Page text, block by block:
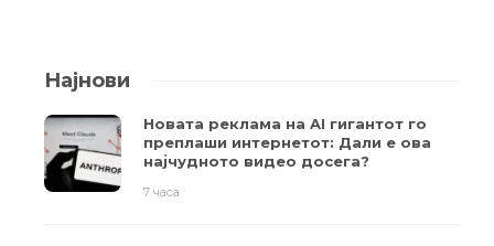
Најнови
Новата реклама на AI гигантот го
преплаши интернетот: Дали е ова
најчудното видео досега?
7 часа